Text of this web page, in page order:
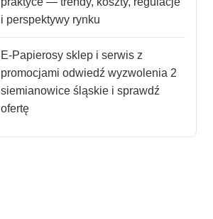
i perspektywy rynku
E-Papierosy sklep i serwis z
promocjami odwiedź wyzwolenia 2
siemianowice śląskie i sprawdź
ofertę